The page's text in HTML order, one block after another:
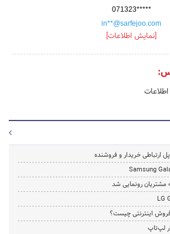
071323*****
in**@sarfejoo.com
[نمایش اطلاعات]
ارتباطی خریدار و فروشنده
مشتریان رونمایی شد
اینترنتی چیست؟
لپ‌تاپ